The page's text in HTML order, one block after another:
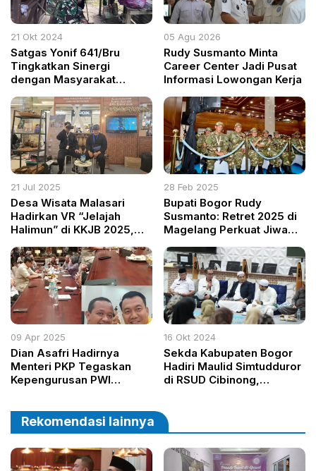
21 Okt 2024
Satgas Yonif 641/Bru
Tingkatkan Sinergi
dengan Masyarakat
dan Pelayanan Kesehatan
05 Agu 2026
Rudy Susmanto Minta
Career Center Jadi Pusat
Informasi Lowongan Kerja
21 Jul 2025
Desa Wisata Malasari
Hadirkan VR “Jelajah
Halimun” di KKJB 2025,
Imersif Tanpa Harus ke
Lokasi
28 Feb 2025
Bupati Bogor Rudy
Susmanto: Retret 2025 di
Magelang Perkuat Jiwa
Nasionalisme
09 Apr 2025
Dian Asafri Hadirnya
Menteri PKP Tegaskan
Kepengurusan PWI
16 Okt 2024
Sekda Kabupaten Bogor
Hadiri Maulid Simtudduror
di RSUD Cibinong,
Rekomendasi lainnya